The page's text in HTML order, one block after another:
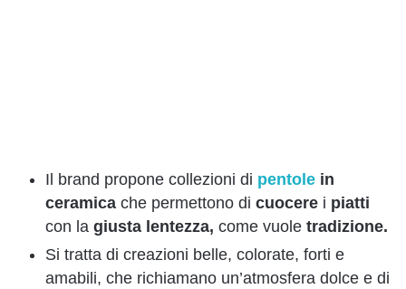
Il brand propone collezioni di pentole in
ceramica che permettono di cuocere i piatti
con la giusta lentezza, come vuole tradizione.
Si tratta di creazioni belle, colorate, forti e
amabili, che richiamano un’atmosfera dolce e di